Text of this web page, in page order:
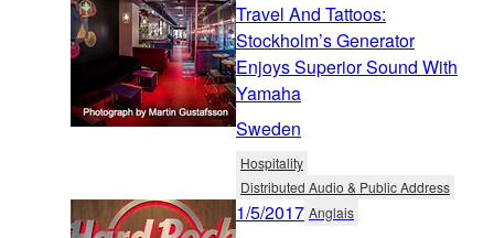
Travel And Tattoos:
Stockholm’s Generator
Enjoys Superior Sound With
Yamaha
Sweden
Hospitality
Distributed Audio & Public Address
1/5/2017 Anglais